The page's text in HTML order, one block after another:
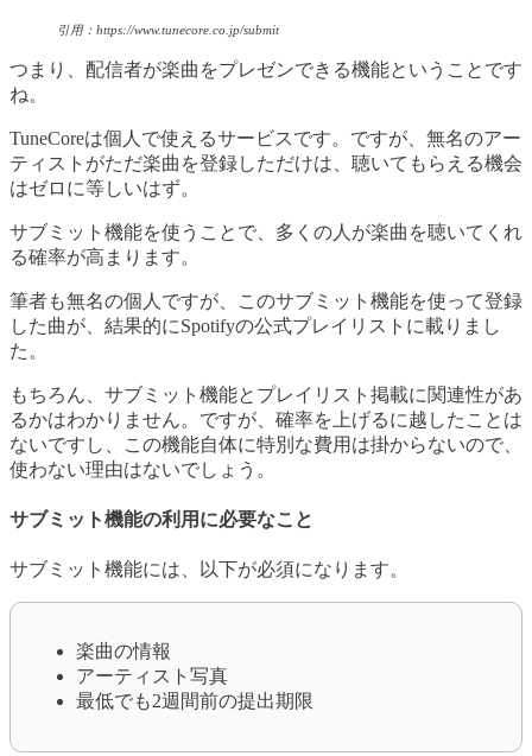
引用：https://www.tunecore.co.jp/submit
つまり、配信者が楽曲をプレゼンできる機能ということです
ね。
TuneCoreは個人で使えるサービスです。ですが、無名のアー
ティストがただ楽曲を登録しただけは、聴いてもらえる機会
はゼロに等しいはず。
サブミット機能を使うことで、多くの人が楽曲を聴いてくれ
る確率が高まります。
筆者も無名の個人ですが、このサブミット機能を使って登録
した曲が、結果的にSpotifyの公式プレイリストに載りまし
た。
もちろん、サブミット機能とプレイリスト掲載に関連性があ
るかはわかりません。ですが、確率を上げるに越したことは
ないですし、この機能自体に特別な費用は掛からないので、
使わない理由はないでしょう。
サブミット機能の利用に必要なこと
サブミット機能には、以下が必須になります。
楽曲の情報
アーティスト写真
最低でも2週間前の提出期限